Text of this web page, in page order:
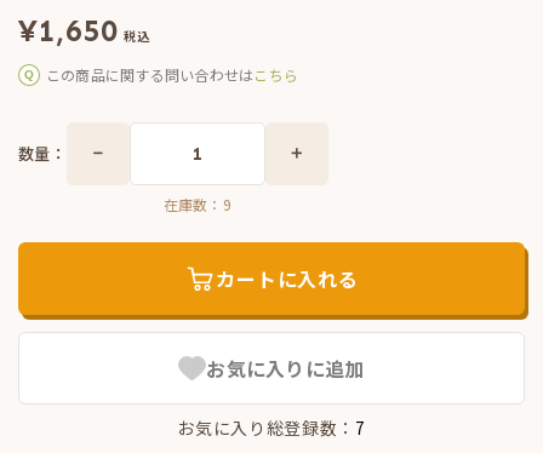
¥1,650 税込
この商品に関する問い合わせはこちら
お気に入りに追加
お気に入り総登録数： 7
数量：
在庫数： 9
カートに入れる